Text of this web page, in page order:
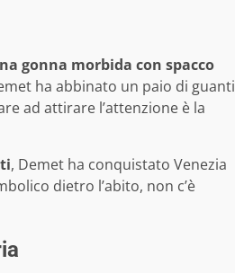
gonna morbida con spacco
ha abbinato un paio di guanti
ad attirare l’attenzione è la
, Demet ha conquistato Venezia
dietro l’abito, non c’è